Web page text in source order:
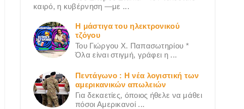
καιρό, η κυβέρνηση —με ...
Η μάστιγα του ηλεκτρονικού
τζόγου
Του Γιώργου X. Παπασωτηρίου *
Όλα είναι στιγμή, γράφει η ...
Πεντάγωνο : Η νέα λογιστική των
αμερικανικών απωλειών
Για δεκαετίες, όποιος ήθελε να μάθει
πόσοι Αμερικανοί ...